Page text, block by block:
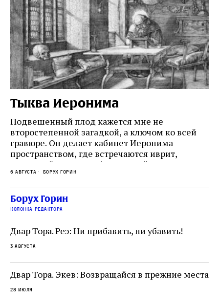
Тыква Иеронима
Подвешенный плод кажется мне не
второстепенной загадкой, а ключом ко всей
гравюре. Он делает кабинет Иеронима
пространством, где встречаются иврит,
греческий и латынь; буквальный смысл и
церковная традиция; филологическая
точность и понятность; переводчик,
убеждённый в необходимости исправления, и
читатель, воспринимающий исправление как
не просто покровитель переводчиков,
окружённый книгами. Перед нами человек,
одно решение которого вызвало возмущение
целой общины и стало частью многовекового
спора о том, кому принадлежит последнее
слово в переводе Библии
6 августа Борух Горин
Борух Горин
колонка редактора
Двар Тора. Реэ: Ни прибавить, ни убавить!
3 августа
Двар Тора. Экев: Возвращайся в прежние места
28 июля